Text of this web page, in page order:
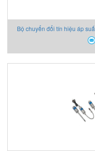
Bộ chuyển đổi tín hiệu áp